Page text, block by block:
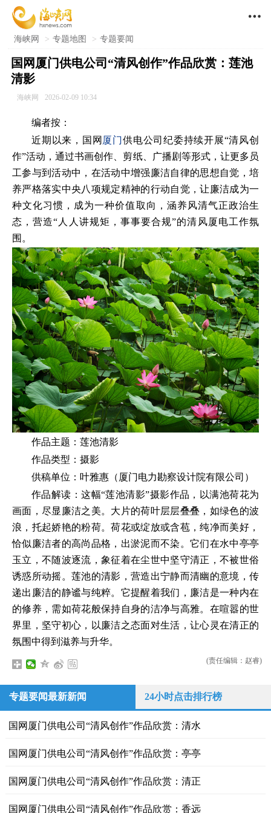

海峡网 > 专题地图 > 专题要闻
国网厦门供电公司“清风创作”作品欣赏：莲池
清影
海峡网 2026-02-09 10:34
编者按：
近期以来，国网 厦门供电公司纪委持续开展“清风创
作”活动，通过书画创作、剪纸、广播剧等形式，让更多员
工参与到活动中，在活动中增强廉洁自律的思想自觉，培
养严格落实中央八项规定精神的行动自觉，让廉洁成为一
种文化习惯，成为一种价值取向，涵养风清气正政治生
态，营造“人人讲规矩，事事要合规”的清风厦电工作氛
围。
作品主题：莲池清影
作品类型：摄影
供稿单位：叶雅惠（厦门电力勘察设计院有限公司）
作品解读：这幅“莲池清影”摄影作品，以满池荷花为
画面，尽显廉洁之美。大片的荷叶层层叠叠，如绿色的波
浪，托起娇艳的粉荷。荷花或绽放或含苞，纯净而美好，
恰似廉洁者的高尚品格，出淤泥而不染。它们在水中亭亭
玉立，不随波逐流，象征着在尘世中坚守清正，不被世俗
诱惑所动摇。莲池的清影，营造出宁静而清幽的意境，传
递出廉洁的静谧与纯粹。它提醒着我们，廉洁是一种内在
的修养，需如荷花般保持自身的洁净与高雅。在喧嚣的世
界里，坚守初心，以廉洁之态面对生活，让心灵在清正的
氛围中得到滋养与升华。
(责任编辑：赵睿)
专题要闻最新新闻 24小时点击排行榜
国网厦门供电公司“清风创作”作品欣赏：清水
国网厦门供电公司“清风创作”作品欣赏：亭亭
国网厦门供电公司“清风创作”作品欣赏：清正
国网厦门供电公司“清风创作”作品欣赏：香远